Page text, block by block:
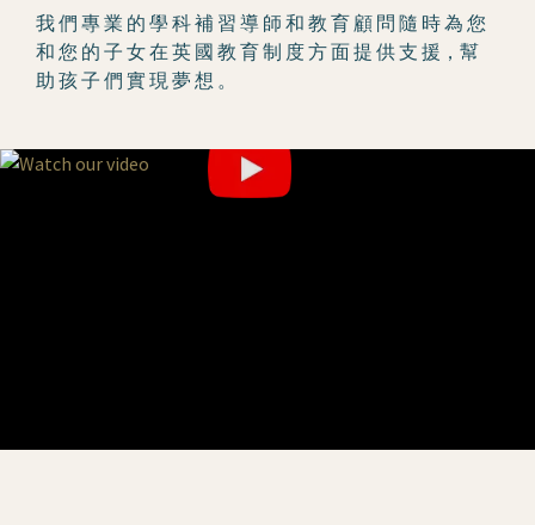
我 們 專 業 的 學 科 補 習 導 師 和 教 育 顧 問 隨 時 為 您
和 您 的 子 女 在 英 國 教 育 制 度 方 面 提 供 支 援，幫
助 孩 子 們 實 現 夢 想 。